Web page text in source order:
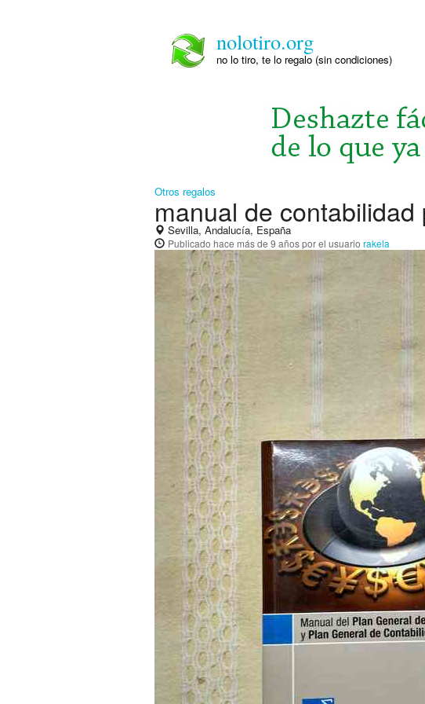
nolotiro.org
no lo tiro, te lo regalo (sin condiciones)
Otros regalos
manual de contabilidad
Sevilla, Andalucía, España
Publicado hace más de 9 añospor el usuario rakela